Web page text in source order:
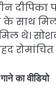
साथ
थे। सोशल
का वीडियो